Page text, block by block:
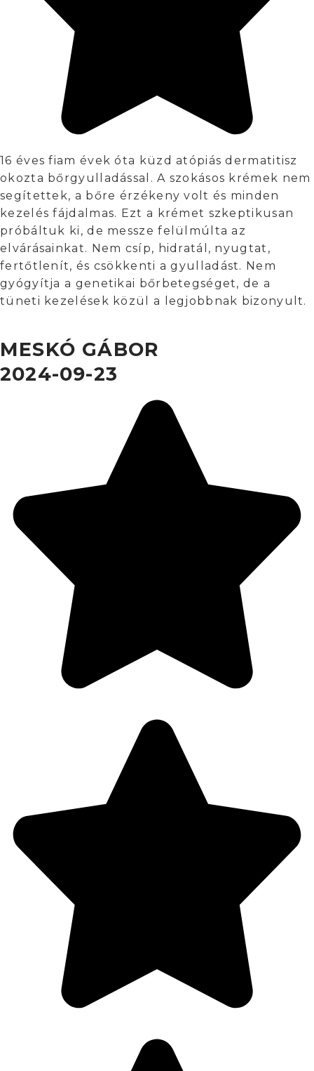
16 éves fiam évek óta küzd atópiás dermatitisz
okozta bőrgyulladással. A szokásos krémek nem
segítettek, a bőre érzékeny volt és minden
kezelés fájdalmas. Ezt a krémet szkeptikusan
próbáltuk ki, de messze felülmúlta az
elvárásainkat. Nem csíp, hidratál, nyugtat,
fertőtlenít, és csökkenti a gyulladást. Nem
gyógyítja a genetikai bőrbetegséget, de a
tüneti kezelések közül a legjobbnak bizonyult.
MESKÓ GÁBOR
2024-09-23